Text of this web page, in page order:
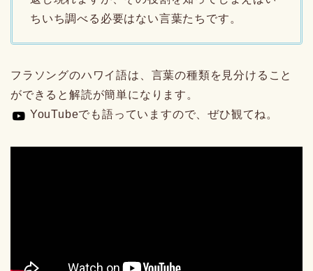
ちいち調べる必要はない言葉たちです。
フラソングのハワイ語は、言葉の種類を見分けること
ができると解読が簡単になります。
YouTubeでも語っていますので、ぜひ観てね。